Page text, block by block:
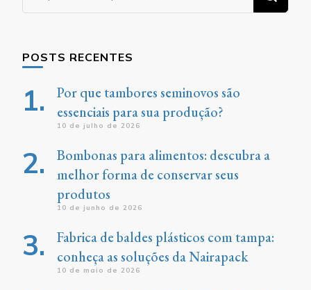
algo?
POSTS RECENTES
Por que tambores seminovos são
essenciais para sua produção?
10 de julho de 2026
Bombonas para alimentos: descubra a
melhor forma de conservar seus
produtos
10 de junho de 2026
Fabrica de baldes plásticos com tampa:
conheça as soluções da Nairapack
10 de maio de 2026